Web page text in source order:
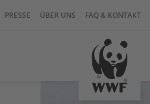
PRESSE ÜBER UNS FAQ & KONTAKT